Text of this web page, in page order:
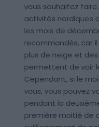
vous souhaitez
activités nordiques
les mois de
recommandés, car
plus de neige et
permettent de voir
Cependant, si le
vous, vous pouvez
pendant la
première moitié de